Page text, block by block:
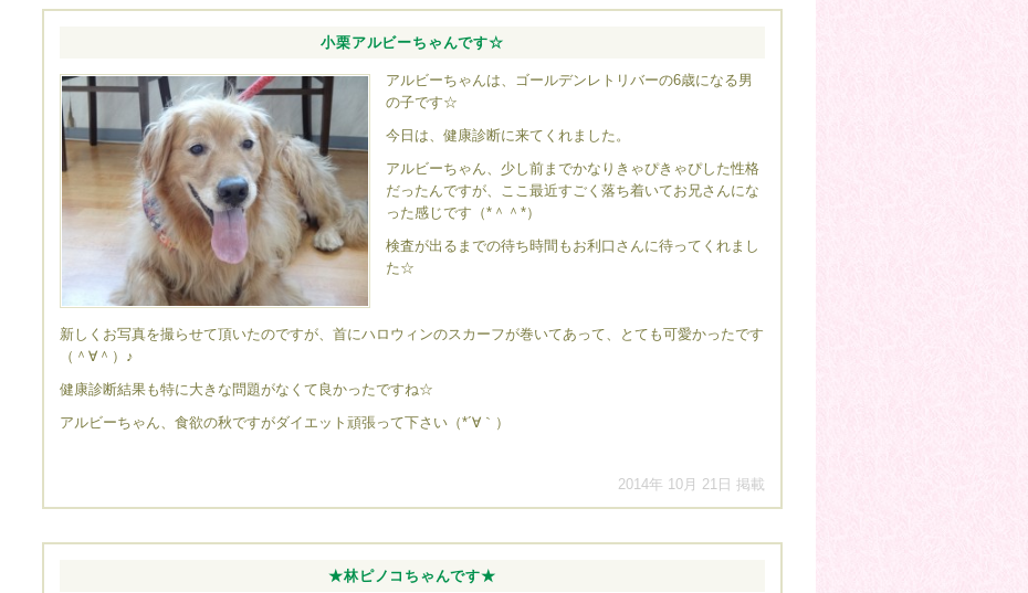
小栗アルビーちゃんです☆
アルビーちゃんは、ゴールデンレトリバーの6歳になる男
の子です☆
今日は、健康診断に来てくれました。
アルビーちゃん、少し前までかなりきゃぴきゃぴした性格
だったんですが、ここ最近すごく落ち着いてお兄さんにな
った感じです（*＾＾*）
検査が出るまでの待ち時間もお利口さんに待ってくれまし
た☆
新しくお写真を撮らせて頂いたのですが、首にハロウィンのスカーフが巻いてあって、とても可愛かったです
（＾∀＾）♪
健康診断結果も特に大きな問題がなくて良かったですね☆
アルビーちゃん、食欲の秋ですがダイエット頑張って下さい（*´∀｀）
2014年 10月 21日 掲載
★林ピノコちゃんです★